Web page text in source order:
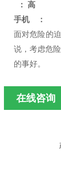
： 高
手机
：
面对危险的
说，考虑危
的事好。
在线咨询